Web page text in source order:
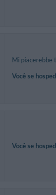
Mi piacerebbe
Você se
Você se